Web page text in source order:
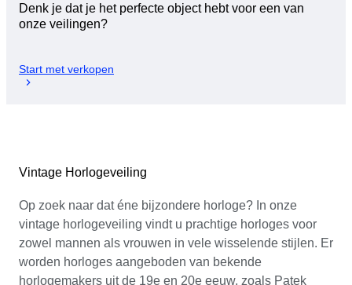
Denk je dat je het perfecte object hebt voor een van
onze veilingen?
Start met verkopen
Vintage Horlogeveiling
Op zoek naar dat éne bijzondere horloge? In onze
vintage horlogeveiling vindt u prachtige horloges voor
zowel mannen als vrouwen in vele wisselende stijlen. Er
worden horloges aangeboden van bekende
horlogemakers uit de 19e en 20e eeuw, zoals Patek